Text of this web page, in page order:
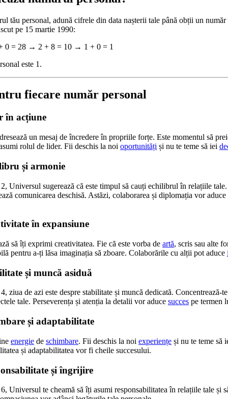
tău personal, adună cifrele din data nașterii tale până obții un
pe 15 martie 1990:
0 = 28 → 2 + 8 = 10 → 1 + 0 = 1
este 1.
fiecare număr personal
în acțiune
un mesaj de încredere în propriile forțe. Este momentul să
rolul de lider. Fii deschis la noi oportunități și nu te teme să iei
și armonie
Universul sugerează că este timpul să cauți echilibrul în relațiile
comunicarea deschisă. Astăzi, colaborarea și diplomația vor
în expansiune
să îți exprimi creativitatea. Fie că este vorba de artă, scris sau alte
pentru a-ți lăsa imaginația să zboare. Colaborările cu alții pot aduce
și muncă asiduă
ziua de azi este despre stabilitate și muncă dedicată. Concentrează-
tale. Perseverența și atenția la detalii vor aduce succes pe termen
și adaptabilitate
energie de schimbare. Fii deschis la noi experiențe și nu te teme să
și adaptabilitatea vor fi cheile succesului.
și îngrijire
Universul te cheamă să îți asumi responsabilitatea în relațiile tale și